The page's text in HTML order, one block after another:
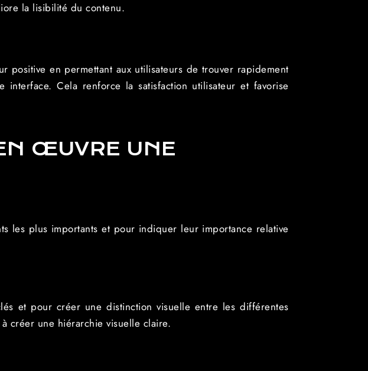
la lisibilité du contenu.
en permettant aux utilisateurs de trouver rapidement
Cela renforce la satisfaction utilisateur et favorise
ŒUVRE UNE
les plus importants et pour indiquer leur importance relative
et pour créer une distinction visuelle entre les différentes
créer une hiérarchie visuelle claire.